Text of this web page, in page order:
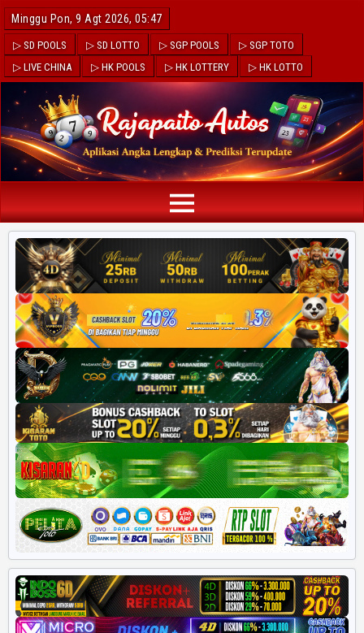
Minggu Pon, 9 Agt 2026, 05:47
▷ SD POOLS ▷ SD LOTTO ▷ SGP POOLS
▷ SGP TOTO
▷ LIVE CHINA
▷ HK POOLS ▷ HK LOTTERY ▷ HK LOTTO